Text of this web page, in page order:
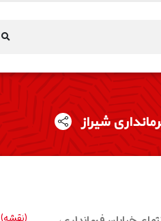
شیراز